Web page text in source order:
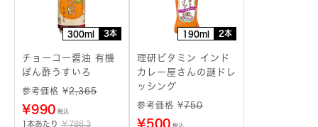
300ml 3本
チョーコー醤油 有機
ぽん酢うすいろ
参考価格 ¥2,365
¥990 税込
1本あたり ￥788.3
190ml 2本
理研ビタミン インド
カレー屋さんの謎ドレ
ッシング
参考価格 ¥750
¥500 税込